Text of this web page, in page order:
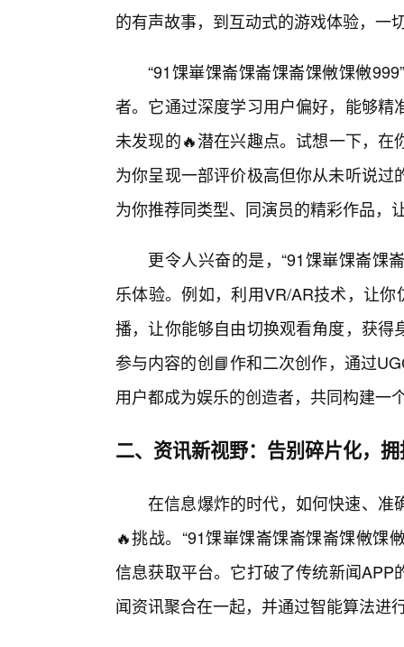
的有声故事，到互动式的游戏体验，一
“91馃崋馃崙馃崙馃崙馃敒馃敒
者。它通过深度学习用户偏好，能够
未发现的🔥潜在兴趣点。试想一下，
为你呈现一部评价极高但你从未听说
为你推荐同类型、同演员的精彩作品，
更令人兴奋的是，“91馃崋馃崙馃
乐体验。例如，利用VR/AR技术，让
播，让你能够自由切换观看角度，获
参与内容的创📘作和二次创作，通过
用户都成为娱乐的创造者，共同构建一
二、资讯新视野：告别碎片化，
在信息爆炸的时代，如何快速、准
🔥挑战。“91馃崋馃崙馃崙馃崙馃敒馃
信息获取平台。它打破了传统新闻
闻资讯聚合在一起，并通过智能算法进